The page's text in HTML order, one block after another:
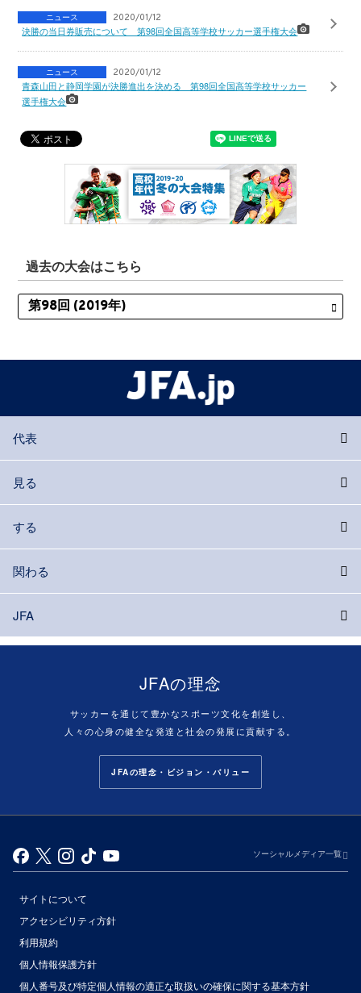
ニュース 2020/01/12
決勝の当日券販売について 第98回全国高等学校サッカー選手権大会
ニュース 2020/01/12
青森山田と静岡学園が決勝進出を決める 第98回全国高等学校サッカー
選手権大会
過去の大会はこちら
代表
見る
する
関わる
JFA
JFAの理念
サッカーを通じて豊かなスポーツ文化を創造し、
人々の心身の健全な発達と社会の発展に貢献する。
JFAの理念・ビジョン・バリュー
ソーシャルメディア一覧
サイトについて
アクセシビリティ方針
利用規約
個人情報保護方針
個人番号及び特定個人情報の適正な取扱いの確保に関する基本方針